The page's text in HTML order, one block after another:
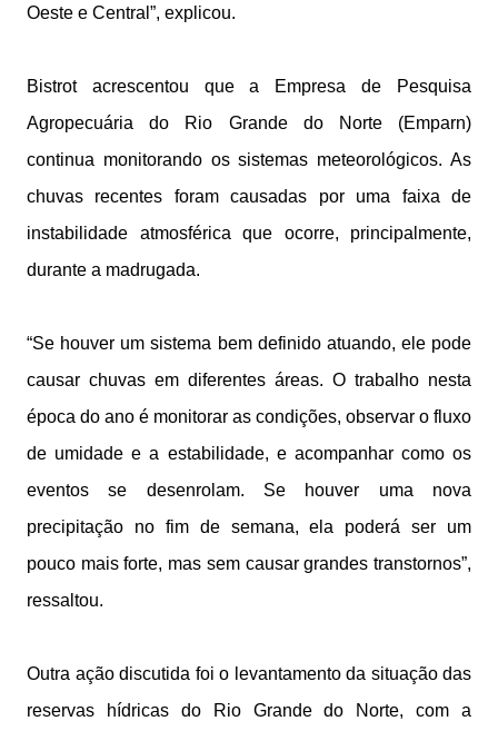
Oeste e Central”, explicou.
Bistrot acrescentou que a Empresa de Pesquisa
Agropecuária do Rio Grande do Norte (Emparn)
continua monitorando os sistemas meteorológicos. As
chuvas recentes foram causadas por uma faixa de
instabilidade atmosférica que ocorre, principalmente,
durante a madrugada.
“Se houver um sistema bem definido atuando, ele pode
causar chuvas em diferentes áreas. O trabalho nesta
época do ano é monitorar as condições, observar o fluxo
de umidade e a estabilidade, e acompanhar como os
eventos se desenrolam. Se houver uma nova
precipitação no fim de semana, ela poderá ser um
pouco mais forte, mas sem causar grandes transtornos”,
ressaltou.
Outra ação discutida foi o levantamento da situação das
reservas hídricas do Rio Grande do Norte, com a